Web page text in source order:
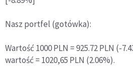
Nasz portfel (gotówka):
Wartość 1000 PLN = 925.72 PLN (-
wartość = 1020,65 PLN (2.06%).